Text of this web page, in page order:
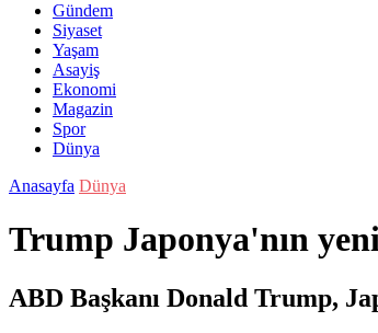
Gündem
Siyaset
Yaşam
Asayiş
Ekonomi
Magazin
Spor
Dünya
Anasayfa Dünya
Trump Japonya'nın
ABD Başkanı Donald Trump,